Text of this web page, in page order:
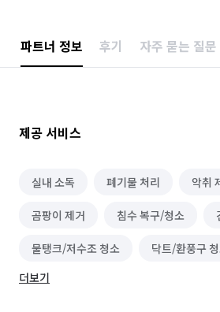
파트너 정보 후기 자주 묻는 질문
제공 서비스
실내 소독 폐기물 처리 악취
곰팡이 제거 침수 복구/청소
물탱크/저수조 청소 닥트/환풍구
이사청소/입주청소
더보기